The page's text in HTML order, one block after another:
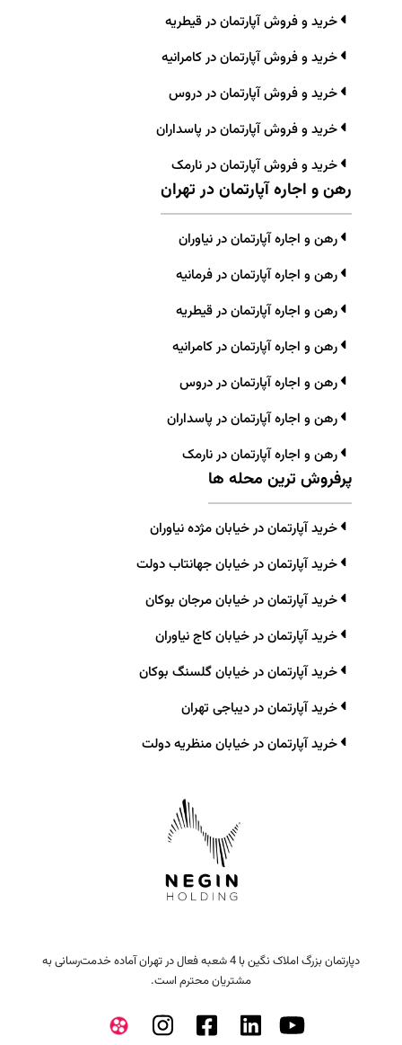
خرید و فروش آپارتمان در قیطریه
خرید و فروش آپارتمان در کامرانیه
خرید و فروش آپارتمان در دروس
خرید و فروش آپارتمان در پاسداران
خرید و فروش آپارتمان در نارمک
رهن و اجاره آپارتمان در تهران
رهن و اجاره آپارتمان در نیاوران
رهن و اجاره آپارتمان در فرمانیه
رهن و اجاره آپارتمان در قیطریه
رهن و اجاره آپارتمان در کامرانیه
رهن و اجاره آپارتمان در دروس
رهن و اجاره آپارتمان در پاسداران
رهن و اجاره آپارتمان در نارمک
پرفروش ترین محله ها
خرید آپارتمان در خیابان مژده نیاوران
خرید آپارتمان در خیابان جهانتاب دولت
خرید آپارتمان در خیابان مرجان بوکان
خرید آپارتمان در خیابان کاج نیاوران
خرید آپارتمان در خیابان گلسنگ بوکان
خرید آپارتمان در دیباجی تهران
خرید آپارتمان در خیابان منظریه دولت
دپارتمان بزرگ املاک نگین با 4 شعبه فعال در تهران آماده خدمت‌رسانی به
مشتریان محترم است.